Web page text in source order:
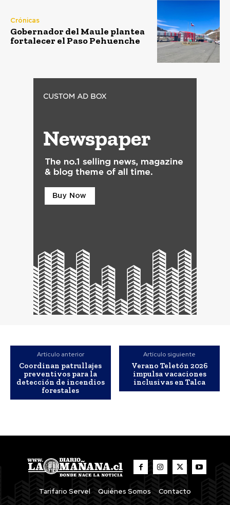
Crónicas
Gobernador del Maule plantea
fortalecer el Paso Pehuenche
Artículo anterior
Coordinan patrullajes
preventivos para la
detección de incendios
forestales
Artículo siguiente
Verano Teletón 2026
impulsa vacaciones
inclusivas en Talca
Tarifario Servel Quiénes Somos Contacto